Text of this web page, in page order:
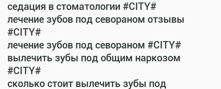
седация в стоматологии #CITY#
лечение зубов под севораном отзывы
#CITY#
лечение зубов под севораном #CITY#
вылечить зубы под общим наркозом
#CITY#
сколько стоит вылечить зубы под